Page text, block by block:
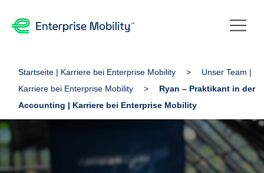
Startseite | Karriere bei Enterprise Mobility
Unser Team |
Karriere bei Enterprise Mobility
Ryan – Praktikant in der
Accounting | Karriere bei Enterprise Mobility